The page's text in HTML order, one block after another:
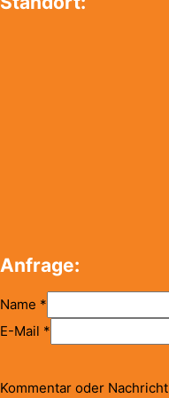
Anfrage:
Name *
E-Mail *
Kommentar oder Nachricht